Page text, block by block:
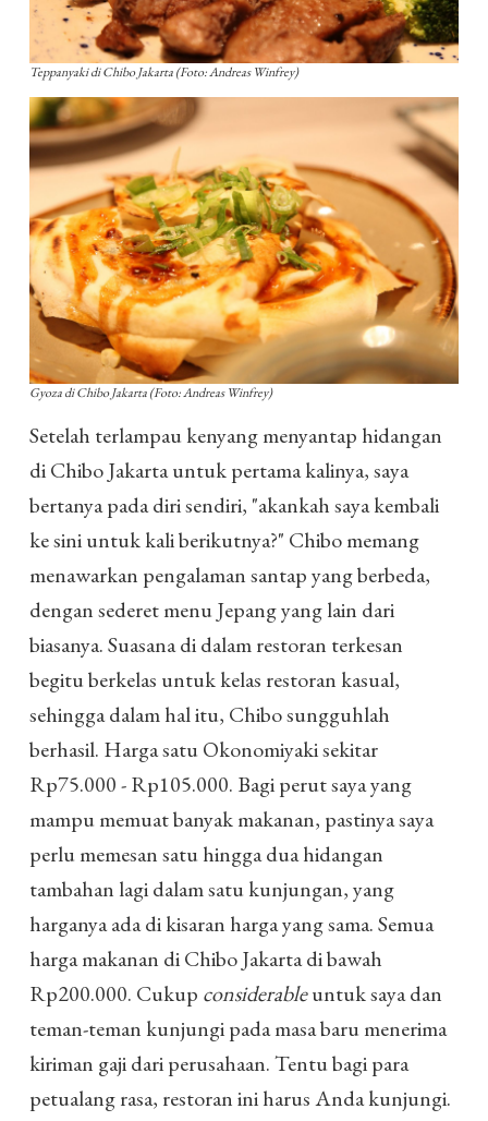
Teppanyaki di Chibo Jakarta (Foto: Andreas Winfrey)
Gyoza di Chibo Jakarta (Foto: Andreas Winfrey)
Setelah terlampau kenyang menyantap hidangan
di Chibo Jakarta untuk pertama kalinya, saya
bertanya pada diri sendiri, "akankah saya kembali
ke sini untuk kali berikutnya?" Chibo memang
menawarkan pengalaman santap yang berbeda,
dengan sederet menu Jepang yang lain dari
biasanya. Suasana di dalam restoran terkesan
begitu berkelas untuk kelas restoran kasual,
sehingga dalam hal itu, Chibo sungguhlah
berhasil. Harga satu Okonomiyaki sekitar
Rp75.000 - Rp105.000. Bagi perut saya yang
mampu memuat banyak makanan, pastinya saya
perlu memesan satu hingga dua hidangan
tambahan lagi dalam satu kunjungan, yang
harganya ada di kisaran harga yang sama. Semua
harga makanan di Chibo Jakarta di bawah
Rp200.000. Cukup considerableuntuk saya dan
teman-teman kunjungi pada masa baru menerima
kiriman gaji dari perusahaan. Tentu bagi para
petualang rasa, restoran ini harus Anda kunjungi.